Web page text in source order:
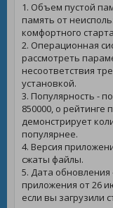
1. Объем пустой
память от
комфортного
2. Операционная
рассмотреть
несоответствия
установкой.
3. Популярность -
850000, о рейтинге
демонстрирует
популярнее.
4. Версия
сжаты файлы.
5. Дата
приложения от 26
если вы загрузили